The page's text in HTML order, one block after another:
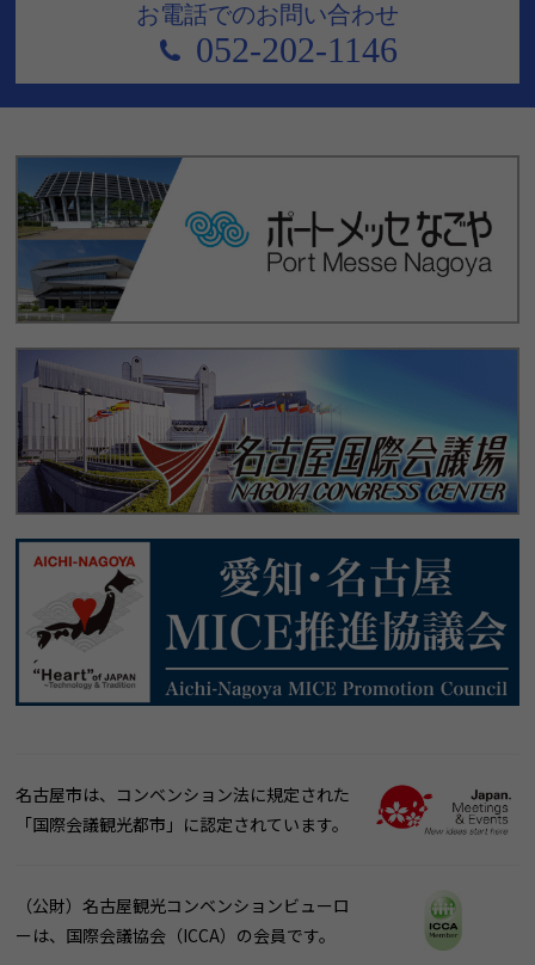
お電話でのお問い合わせ
052-202-1146
名古屋市は、コンベンション法に規定された
「国際会議観光都市」に認定されています。
（公財）名古屋観光コンベンションビューロ
ーは、国際会議協会（ICCA）の会員です。